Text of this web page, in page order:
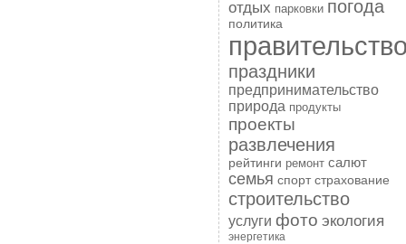
отдых парковки погода
политика
праздники
предпринимательство
природа продукты
проекты
развлечения
рейтинги ремонт салют
семья спорт страхование
строительство
услуги фото экология
энергетика